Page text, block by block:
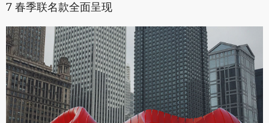
7 春季联名款全面呈现